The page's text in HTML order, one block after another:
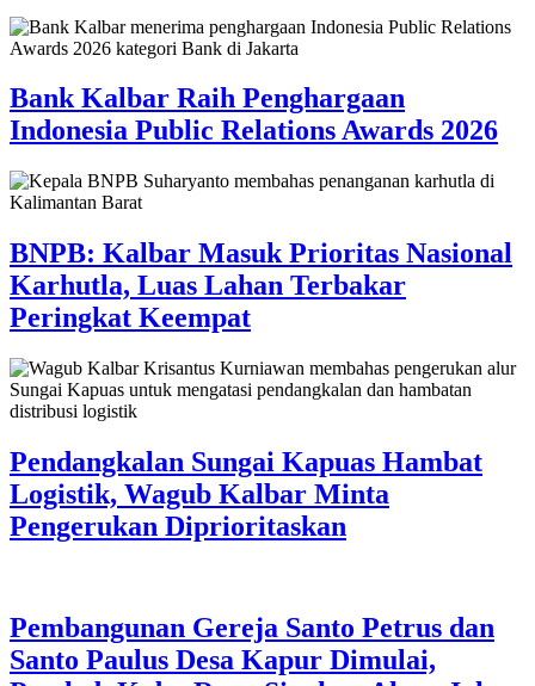
Bank Kalbar Raih Penghargaan
Indonesia Public Relations Awards 2026
BNPB: Kalbar Masuk Prioritas Nasional
Karhutla, Luas Lahan Terbakar
Peringkat Keempat
Pendangkalan Sungai Kapuas Hambat
Logistik, Wagub Kalbar Minta
Pengerukan Diprioritaskan
Pembangunan Gereja Santo Petrus dan
Santo Paulus Desa Kapur Dimulai,